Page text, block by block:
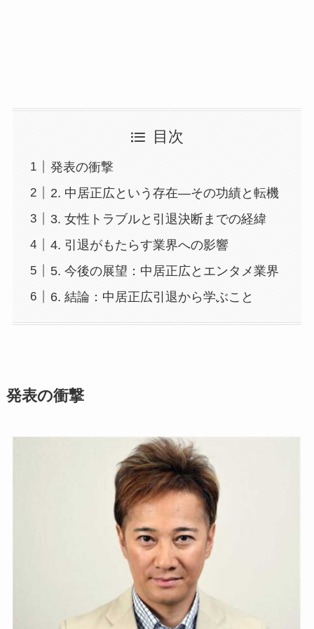
目次
発表の衝撃
2. 中居正広という存在—その功績と転機
3. 女性トラブルと引退決断までの経緯
4. 引退がもたらす業界への影響
5. 今後の展望：中居正広とエンタメ業界
6. 結論：中居正広引退から学ぶこと
発表の衝撃